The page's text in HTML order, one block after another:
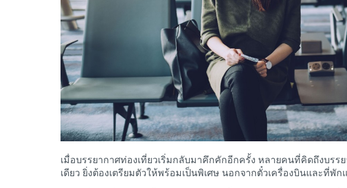
เมื่อบรรยากาศท่องเที่ยวเริ่มกลับมาคึกคักอีกครั้ง หลายคนที่คิดถึงบร
เดียว ยิ่งต้องเตรียมตัวให้พร้อมเป็นพิเศษ นอกจากตั๋วเครื่องบินและที่พั